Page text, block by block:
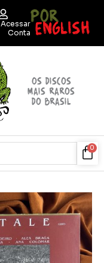
Acessar
Conta
POR
ENGLISH
OS discos
mais raros
do brasil
0